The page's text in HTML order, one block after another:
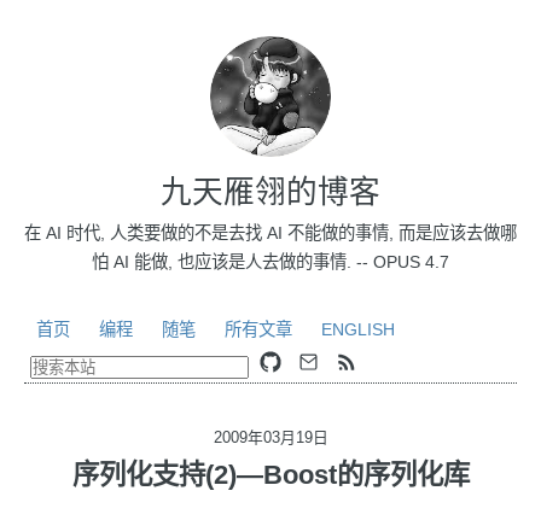
九天雁翎的博客
在 AI 时代, 人类要做的不是去找 AI 不能做的事情, 而是应该去做哪
怕 AI 能做, 也应该是人去做的事情. -- OPUS 4.7
首页 编程 随笔 所有文章 ENGLISH
2009年03月19日
序列化支持(2)—Boost的序列化库